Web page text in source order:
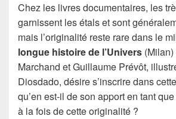
Chez les livres documentaires, les
garnissent les étals et sont
mais l’originalité reste rare dans le
longue histoire de l’Univers
Marchand et Guillaume Prévôt,
Diosdado, désire s’inscrire dans
qu’en est-il de son apport en tant
à la fois de cette originalité ?